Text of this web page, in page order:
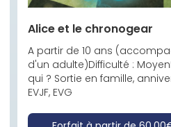
Alice et le chronogear
A partir de 10 ans
d'un adulte)Difficulté :
qui ? Sortie en famille,
EVJF, EVG